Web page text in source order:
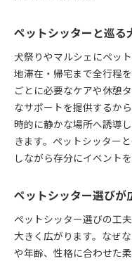
ペットシッターと巡る
犬祭りやマルシェにペッ
地滞在・帰宅まで全行程
ごとに必要なケアや休憩
なサポートを提供するか
時的に静かな場所へ誘導
きます。ペットシッター
しながら存分にイベント
ペットシッター選びが
ペットシッター選びの工
大きく広がります。なぜ
や年齢、性格に合わせた